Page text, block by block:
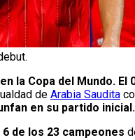
la Copa del Mundo.
de Arabia Saudita
en su partido
de los 23 campeones